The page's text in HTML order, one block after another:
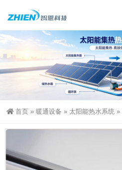
首页 » 暖通设备 » 太阳能热水系统 »